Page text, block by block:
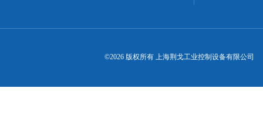
©2026 版权所有 上海荆戈工业控制设备有限公司